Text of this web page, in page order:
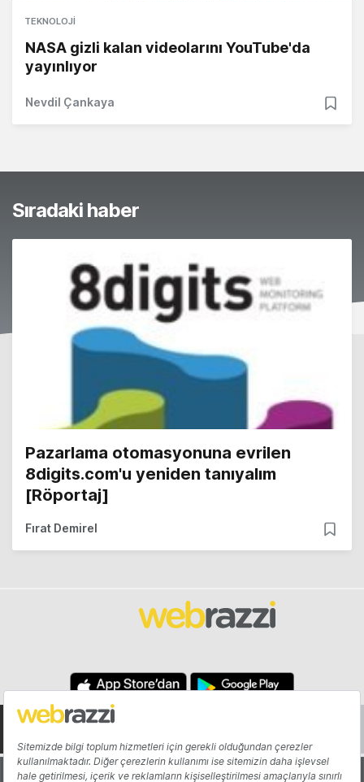
TEKNOLOJI
NASA gizli kalan videolarını YouTube'da
yayınlıyor
Nevdil Çankaya
Sıradaki haber
Pazarlama otomasyonuna evrilen
8digits.com'u yeniden tanıyalım
[Röportaj]
Fırat Demirel